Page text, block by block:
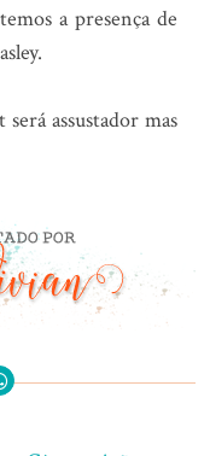
a presença de
assustador mas